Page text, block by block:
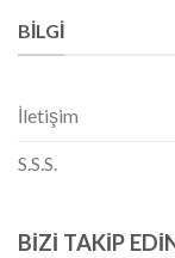
BILGI
İletişim
S.S.S.
BIZI TAKIP